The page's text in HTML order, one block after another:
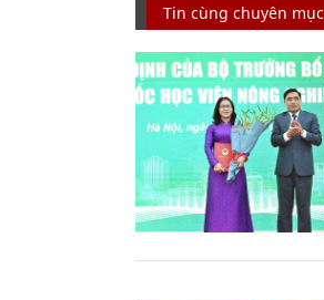
Tin cùng chuyên mục